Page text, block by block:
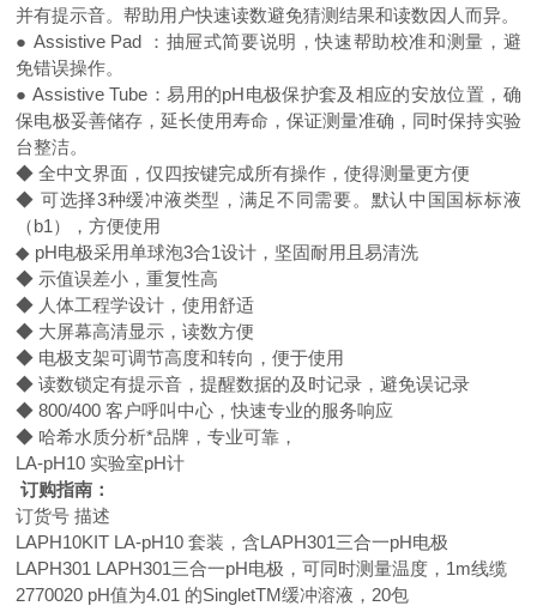
并有提示音。帮助用户快速读数避免猜测结果和读数因人而异。
● Assistive Pad ：抽屉式简要说明，快速帮助校准和测量，避
免错误操作。
● Assistive Tube：易用的pH电极保护套及相应的安放位置，确
保电极妥善储存，延长使用寿命，保证测量准确，同时保持实验
台整洁。
◆ 全中文界面，仅四按键完成所有操作，使得测量更方便
◆ 可选择3种缓冲液类型，满足不同需要。默认中国国标标液
（b1），方便使用
◆ pH电极采用单球泡3合1设计，坚固耐用且易清洗
◆ 示值误差小，重复性高
◆ 人体工程学设计，使用舒适
◆ 大屏幕高清显示，读数方便
◆ 电极支架可调节高度和转向，便于使用
◆ 读数锁定有提示音，提醒数据的及时记录，避免误记录
◆ 800/400 客户呼叫中心，快速专业的服务响应
◆ 哈希水质分析*品牌，专业可靠，
LA-pH10 实验室pH计
订购指南：
订货号 描述
LAPH10KIT LA-pH10 套装，含LAPH301三合一pH电极
LAPH301 LAPH301三合一pH电极，可同时测量温度，1m线缆
2770020 pH值为4.01 的SingletTM缓冲溶液，20包